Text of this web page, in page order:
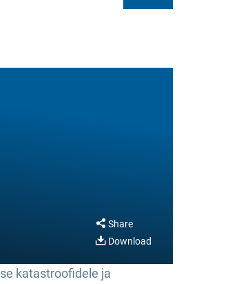
Share
Download
katastroofidele ja